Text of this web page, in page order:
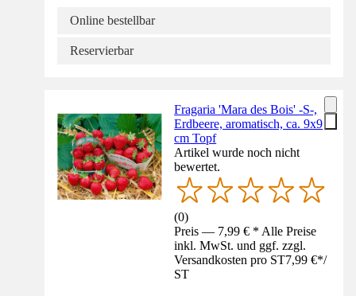
Online bestellbar
Reservierbar
Fragaria 'Mara des Bois' -S-,
Erdbeere, aromatisch, ca. 9x9
cm Topf
Artikel wurde noch nicht
bewertet.
(0)
Preis — 7,99 € * Alle Preise
inkl. MwSt. und ggf. zzgl.
Versandkosten pro ST7,99 €*/
ST